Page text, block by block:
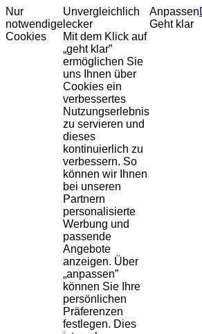
Nur
notwendige
Cookies
Unvergleichlich
lecker
Mit dem Klick auf
„geht klar”
ermöglichen Sie
uns Ihnen über
Cookies ein
verbessertes
Nutzungserlebnis
zu servieren und
dieses
kontinuierlich zu
verbessern. So
können wir Ihnen
bei unseren
Partnern
personalisierte
Werbung und
passende
Angebote
anzeigen. Über
„anpassen”
können Sie Ihre
persönlichen
Präferenzen
festlegen. Dies
Anpassen
Geht klar